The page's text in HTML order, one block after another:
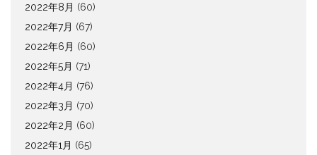
2022年8月 (60)
2022年7月 (67)
2022年6月 (60)
2022年5月 (71)
2022年4月 (76)
2022年3月 (70)
2022年2月 (60)
2022年1月 (65)